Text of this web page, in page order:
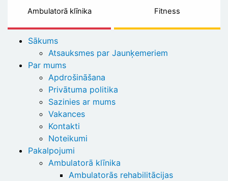
Ambulatorā klīnika Fitness
Sākums
Atsauksmes par Jaunķemeriem
Par mums
Apdrošināšana
Privātuma politika
Sazinies ar mums
Vakances
Kontakti
Noteikumi
Pakalpojumi
Ambulatorā klīnika
Ambulatorās rehabilitācijas